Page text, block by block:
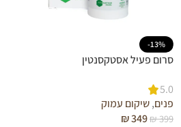
-13%
סרום פעיל אסטקסנטין
5.0
פנים,שיקום עמוק
₪399
₪349